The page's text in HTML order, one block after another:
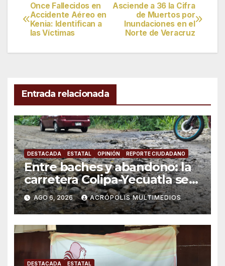
Navegación
de
entradas
Asciende a 36 la Cifra
de Muertos por
Inundaciones en el
Norte de Veracruz
Once Fallecidos en
Accidente Aéreo en
Kenia: Identifican a
las Víctimas
Entrada relacionada
DESTACADA ESTATAL OPINIÓN REPORTE CIUDADANO
Entre baches y abandono: la
carretera Colipa-Yecuatla se
convierte en un riesgo diario
AGO 6, 2026 ACRÓPOLIS MULTIMEDIOS
DESTACADA ESTATAL